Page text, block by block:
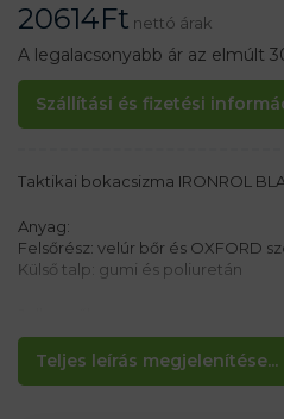
20614Ft nettó árak
A legalacsonyabb ár az elmúlt
Szállítási és fizetési
Teljes leírás megjelenítése...
Taktikai bokacsizma IRONROL
Anyag:
Felsőrész: velúr bőr és OXFORD
Külső talp: gumi és poliuretán
– SPINON fűzőrendszerrel
– Lábujjvédelem a beásás ellen
– Támasztórendszer a boka